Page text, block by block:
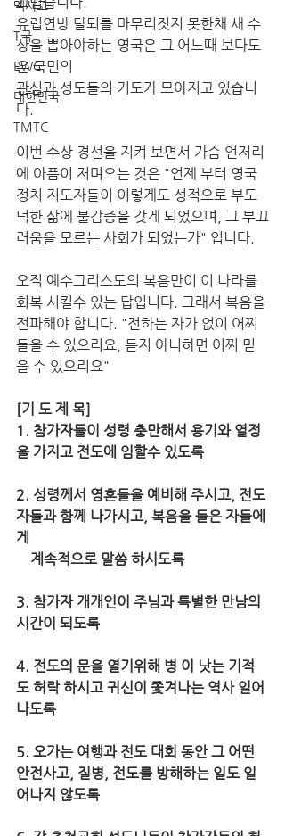
멕시코
T국
EWC
대한민국
TMTC
유럽연방 탈퇴를 마무리짓지 못한채 새 수
상을 뽑아야하는 영국은 그 어느때 보다도
온 국민의
관심과 성도들의 기도가 모아지고 있습니
다.
이번 수상 경선을 지켜 보면서 가슴 언저리
에 아픔이 저며오는 것은 "언제 부터 영국
정치 지도자들이 이렇게도 성적으로 부도
덕한 삶에 불감증을 갖게 되었으며, 그 부끄
러움을 모르는 사회가 되었는가" 입니다.
오직 예수그리스도의 복음만이 이 나라를
회복 시킬수 있는 답입니다. 그래서 복음을
전파해야 합니다. "전하는 자가 없이 어찌
들을 수 있으리요, 듣지 아니하면 어찌 믿
을 수 있으리요"
[기 도 제 목]
1. 참가자들이 성령 충만해서 용기와 열정
을 가지고 전도에 임할수 있도록
2. 성령께서 영혼들을 예비해 주시고, 전도
자들과 함께 나가시고, 복음을 들은 자들에
게
    계속적으로 말씀 하시도록
3. 참가자 개개인이 주님과 특별한 만남의
시간이 되도록
4. 전도의 문을 열기위해 병 이 낫는 기적
도 허락 하시고 귀신이 쫓겨나는 역사 일어
나도록
5. 오가는 여행과 전도 대회 동안 그 어떤
안전사고, 질병, 전도를 방해하는 일도 일
어나지 않도록